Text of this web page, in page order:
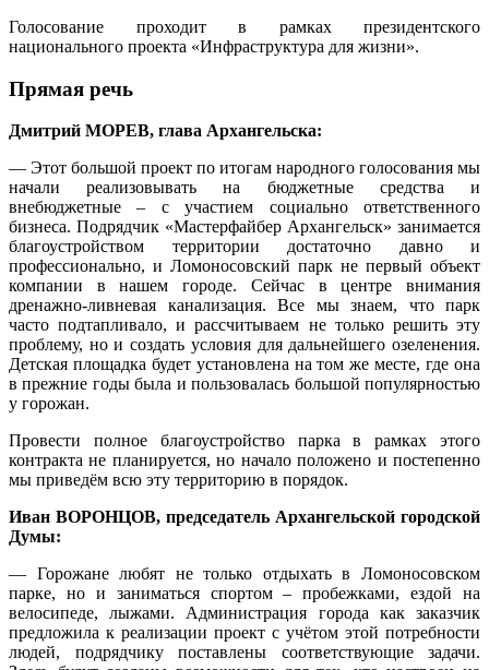
Голосование проходит в рамках президентского
национального проекта «Инфраструктура для жизни».
Прямая речь
Дмитрий МОРЕВ, глава Архангельска:
— Этот большой проект по итогам народного голосования мы
начали реализовывать на бюджетные средства и
внебюджетные – с участием социально ответственного
бизнеса. Подрядчик «Мастерфайбер Архангельск» занимается
благоустройством территории достаточно давно и
профессионально, и Ломоносовский парк не первый объект
компании в нашем городе. Сейчас в центре внимания
дренажно-ливневая канализация. Все мы знаем, что парк
часто подтапливало, и рассчитываем не только решить эту
проблему, но и создать условия для дальнейшего озеленения.
Детская площадка будет установлена на том же месте, где она
в прежние годы была и пользовалась большой популярностью
у горожан.
Провести полное благоустройство парка в рамках этого
контракта не планируется, но начало положено и постепенно
мы приведём всю эту территорию в порядок.
Иван ВОРОНЦОВ, председатель Архангельской городской
Думы:
— Горожане любят не только отдыхать в Ломоносовском
парке, но и заниматься спортом – пробежками, ездой на
велосипеде, лыжами. Администрация города как заказчик
предложила к реализации проект с учётом этой потребности
людей, подрядчику поставлены соответствующие задачи.